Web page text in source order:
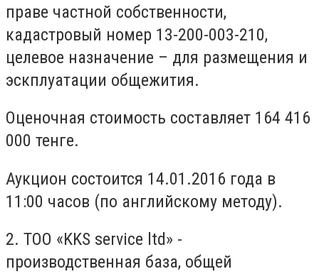
праве частной собственности,
кадастровый номер 13-200-003-210,
целевое назначение – для размещения и
эскплуатации общежития.
Оценочная стоимость составляет 164 416
000 тенге.
Аукцион состоится 14.01.2016 года в
11:00 часов (по английскому методу).
2. ТОО «KKS service ltd» -
производственная база, общей